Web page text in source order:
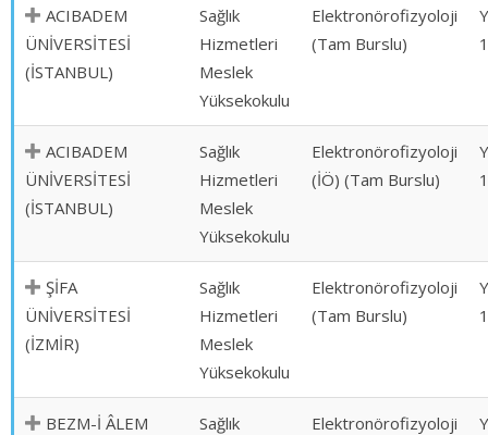
ACIBADEM
ÜNİVERSİTESİ
(İSTANBUL)
Sağlık
Hizmetleri
Meslek
Yüksekokulu
Elektronörofizyoloji
(Tam Burslu)
1
ACIBADEM
ÜNİVERSİTESİ
(İSTANBUL)
Sağlık
Hizmetleri
Meslek
Yüksekokulu
Elektronörofizyoloji
(İÖ) (Tam Burslu)
1
ŞİFA
ÜNİVERSİTESİ
(İZMİR)
Sağlık
Hizmetleri
Meslek
Yüksekokulu
Elektronörofizyoloji
(Tam Burslu)
1
BEZM-İ ÂLEM
Sağlık
Elektronörofizyoloji